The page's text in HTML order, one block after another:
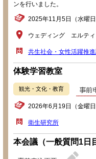
ンを行いました。
2025年11月5日（水曜
ウェディング エルティ
共生社会・女性活躍推
体験学習教室
観光・文化・教育
2026年6月19日（金曜
衛生研究所
本会議（一般質問1日